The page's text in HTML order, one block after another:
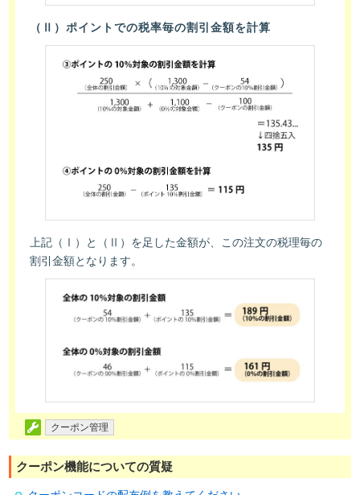
（Ⅱ）ポイントでの税率毎の割引金額を計算
上記（Ⅰ）と（Ⅱ）を足した金額が、この注文の税理毎の
割引金額となります。
クーポン管理
クーポン機能についての質疑